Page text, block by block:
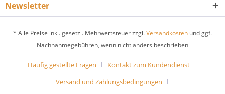
Newsletter
* Alle Preise inkl. gesetzl. Mehrwertsteuer zzgl.Versandkosten und ggf.
Nachnahmegebühren, wenn nicht anders beschrieben
Häufig gestellte Fragen
Kontakt zum Kundendienst
Versand und Zahlungsbedingungen